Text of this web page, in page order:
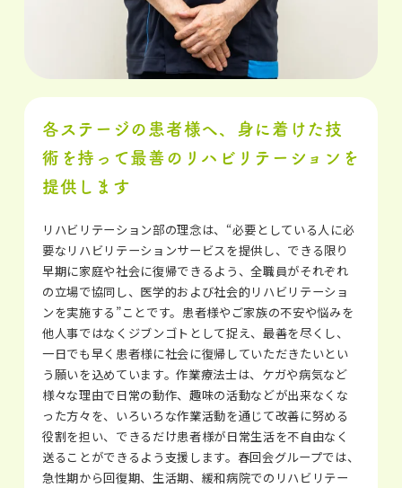
各ステージの患者様へ、身に着けた技
術を持って最善のリハビリテーションを
提供します
リハビリテーション部の理念は、“必要としている人に必
要なリハビリテーションサービスを提供し、できる限り
早期に家庭や社会に復帰できるよう、全職員がそれぞれ
の立場で協同し、医学的および社会的リハビリテーショ
ンを実施する”ことです。患者様やご家族の不安や悩みを
他人事ではなくジブンゴトとして捉え、最善を尽くし、
一日でも早く患者様に社会に復帰していただきたいとい
う願いを込めています。作業療法士は、ケガや病気など
様々な理由で日常の動作、趣味の活動などが出来なくな
った方々を、いろいろな作業活動を通じて改善に努める
役割を担い、できるだけ患者様が日常生活を不自由なく
送ることができるよう支援します。春回会グループでは、
急性期から回復期、生活期、緩和病院でのリハビリテー